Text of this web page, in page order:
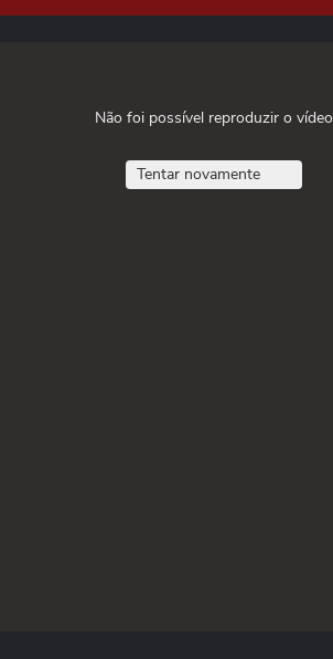
Não foi possível reproduzir o vídeo
Tentar novamente